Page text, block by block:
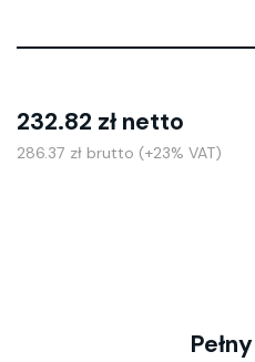
232.82 zł netto
286.37 zł brutto (+23% VAT)